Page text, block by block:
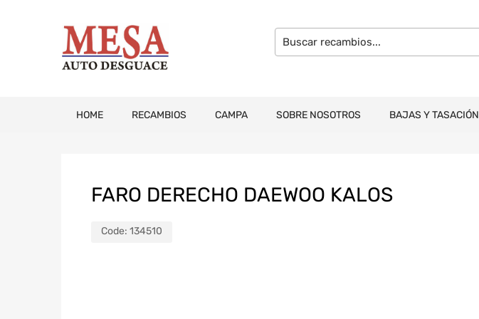
HOME RECAMBIOS CAMPA SOBRE NOSOTROS BAJAS Y TASACIÓN
FARO DERECHO DAEWOO KALOS
Code: 134510